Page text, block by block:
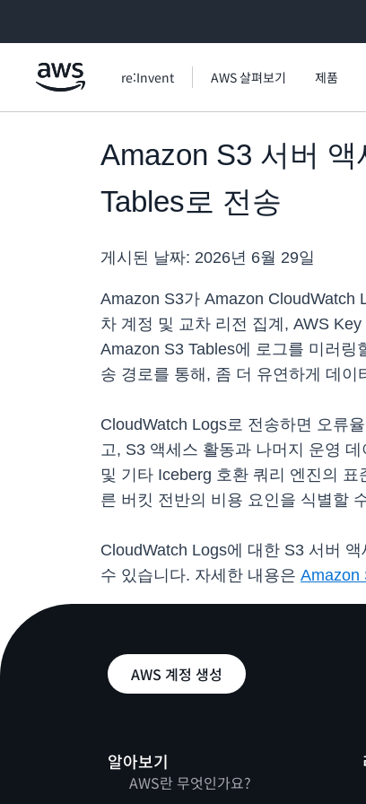
re:Invent AWS 살펴보기 제품
Amazon S3 서버
Tables로 전송
게시된 날짜: 2026년 6월 29일
Amazon S3가 Amazon CloudWatch
차 계정 및 교차 리전 집계, AWS
Amazon S3 Tables에 로그를 미러
송 경로를 통해, 좀 더 유연하게 데
CloudWatch Logs로 전송하면 오류
고, S3 액세스 활동과 나머지 운영
및 기타 Iceberg 호환 쿼리 엔진의
른 버킷 전반의 비용 요인을 식별할
CloudWatch Logs에 대한 S3 서버
수 있습니다. 자세한 내용은 Amazon
AWS 계정 생성
알아보기
AWS란 무엇인가요?